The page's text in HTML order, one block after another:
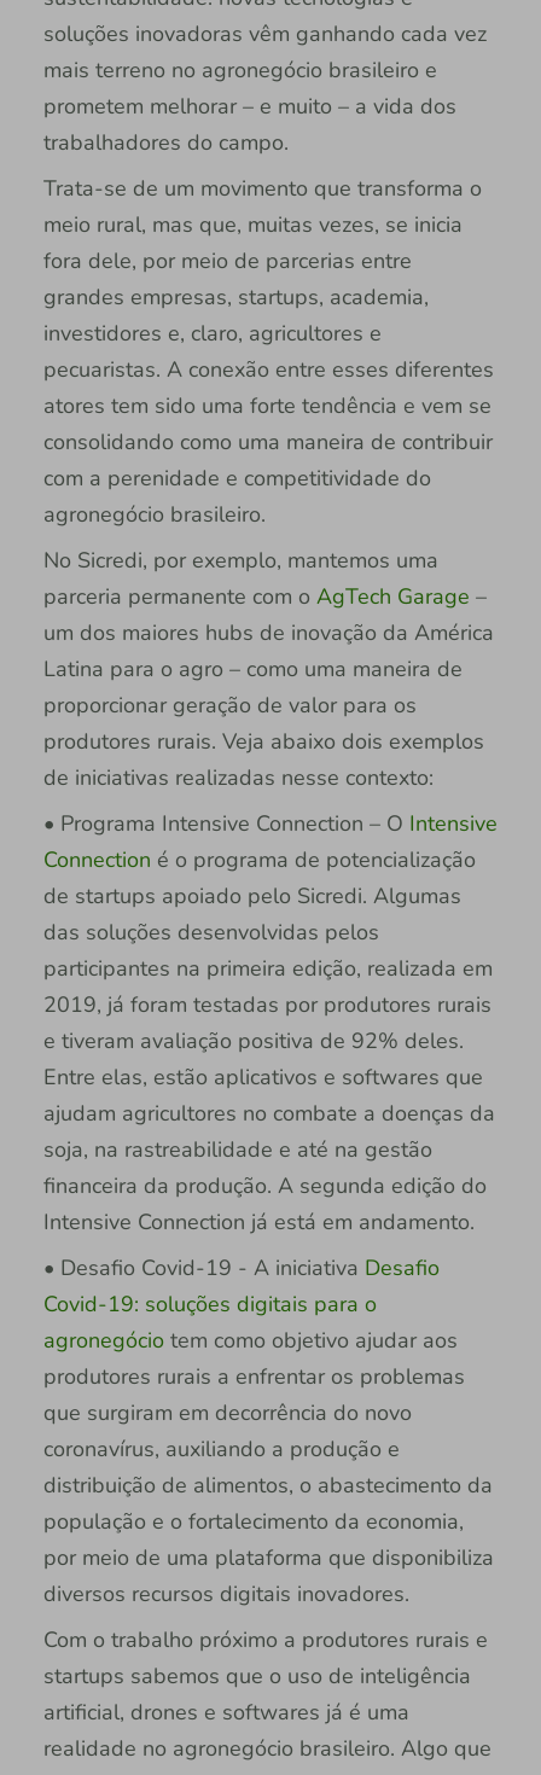
soluções inovadoras vêm ganhando cada vez
mais terreno no agronegócio brasileiro e
prometem melhorar – e muito – a vida dos
trabalhadores do campo.
Trata-se de um movimento que transforma o
meio rural, mas que, muitas vezes, se inicia
fora dele, por meio de parcerias entre
grandes empresas, startups, academia,
investidores e, claro, agricultores e
pecuaristas. A conexão entre esses diferentes
atores tem sido uma forte tendência e vem se
consolidando como uma maneira de contribuir
com a perenidade e competitividade do
agronegócio brasileiro.
No Sicredi, por exemplo, mantemos uma
parceria permanente com o AgTech Garage –
um dos maiores hubs de inovação da América
Latina para o agro – como uma maneira de
proporcionar geração de valor para os
produtores rurais. Veja abaixo dois exemplos
de iniciativas realizadas nesse contexto:
• Programa Intensive Connection – O Intensive
Connection é o programa de potencialização
de startups apoiado pelo Sicredi. Algumas
das soluções desenvolvidas pelos
participantes na primeira edição, realizada em
2019, já foram testadas por produtores rurais
e tiveram avaliação positiva de 92% deles.
Entre elas, estão aplicativos e softwares que
ajudam agricultores no combate a doenças da
soja, na rastreabilidade e até na gestão
financeira da produção. A segunda edição do
Intensive Connection já está em andamento.
• Desafio Covid-19 - A iniciativa Desafio
Covid-19: soluções digitais para o
agronegóciotem como objetivo ajudar aos
produtores rurais a enfrentar os problemas
que surgiram em decorrência do novo
coronavírus, auxiliando a produção e
distribuição de alimentos, o abastecimento da
população e o fortalecimento da economia,
por meio de uma plataforma que disponibiliza
diversos recursos digitais inovadores.
Com o trabalho próximo a produtores rurais e
startups sabemos que o uso de inteligência
artificial, drones e softwares já é uma
realidade no agronegócio brasileiro. Algo que